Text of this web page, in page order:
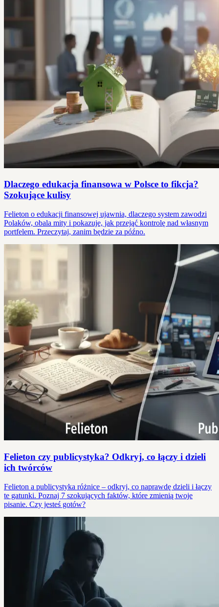
Dlaczego edukacja finansowa w Polsce to fikcja?
Szokujące kulisy
Felieton o edukacji finansowej ujawnia, dlaczego system zawodzi
Polaków, obala mity i pokazuje, jak przejąć kontrolę nad własnym
portfelem. Przeczytaj, zanim będzie za późno.
Felieton czy publicystyka? Odkryj, co łączy i dzieli
ich twórców
Felieton a publicystyka różnice – odkryj, co naprawdę dzieli i łączy
te gatunki. Poznaj 7 szokujących faktów, które zmienią twoje
pisanie. Czy jesteś gotów?